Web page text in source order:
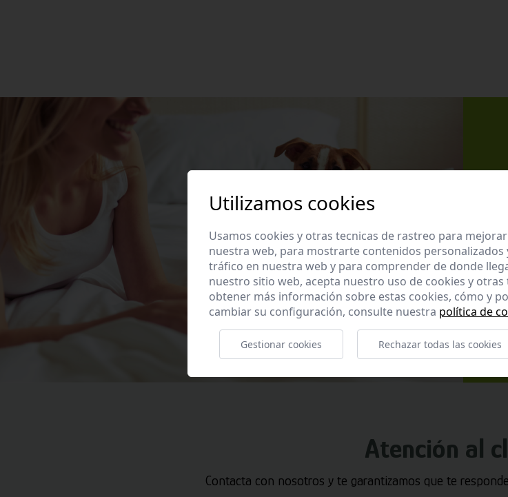
Atención al
Contacta con nosotros y te garantizamos que te
Utilizamos cookies
Usamos cookies y otras tecnicas de rastreo para
nuestra web, para mostrarte contenidos personalizados
tráfico en nuestra web y para comprender de donde
nuestro sitio web, acepta nuestro uso de cookies y
obtener más información sobre estas cookies, cómo y
cambiar su configuración, consulte nuestra política de
Gestionar cookies Rechazar todas las cookies